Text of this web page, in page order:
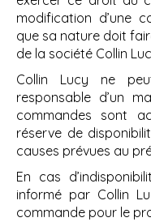
modification d’une
que sa nature doit
de la société Collin
Collin Lucy ne
responsable d’un
commandes sont
réserve de
causes prévues au
En cas
informé par Collin
commande pour le